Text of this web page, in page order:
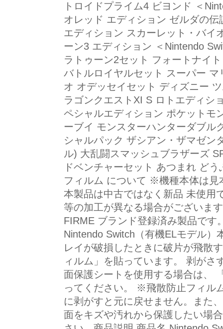
トロイドプライム4 ビヨンド ＜
オレッド エディション ゼルダの
エディション スカーレット・バイ
ーン3 エディション ＜Nintendo
ラトゥーン2セット フォートナイ
バトルロイヤルセット スーパー
オ オデッセイセット ディズニー
ラゴンクエストXI S ロトエディシ
ペシャルエディション ポケットモ
ーブイ モンスターハンターダブル
シャルパック ザシアン・ザマゼン
ル) 大乱闘スマッシュブラザーズ
ドベンチャーセット あつまれ ど
フィルム について ※機種本体は
本製品は中古ではなく新品 未使
等の加工が異なる場合がございま
FIRME ブランド登録済み製品で
Nintendo Switch（有機ELモデル）
レイが破損したときに破片が飛散
ィルム」を貼っています。 剥がさ
面保護シートを使用する場合は、
ってください。 ※飛散防止フィル
に剥がすと元に戻せません。また
面をキズや汚れから保護したい場